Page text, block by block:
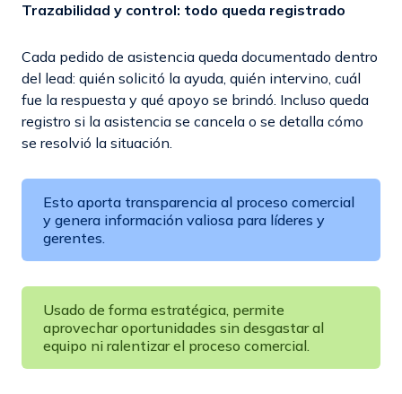
Trazabilidad y control: todo queda registrado
Cada pedido de asistencia queda documentado dentro
del lead: quién solicitó la ayuda, quién intervino, cuál
fue la respuesta y qué apoyo se brindó. Incluso queda
registro si la asistencia se cancela o se detalla cómo
se resolvió la situación.
Esto aporta transparencia al proceso comercial
y genera información valiosa para líderes y
gerentes.
Usado de forma estratégica, permite
aprovechar oportunidades sin desgastar al
equipo ni ralentizar el proceso comercial.